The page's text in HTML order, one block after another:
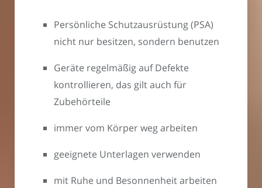
Persönliche Schutzausrüstung (PSA)
nicht nur besitzen, sondern benutzen
Geräte regelmäßig auf Defekte
kontrollieren, das gilt auch für
Zubehörteile
immer vom Körper weg arbeiten
geeignete Unterlagen verwenden
mit Ruhe und Besonnenheit arbeiten